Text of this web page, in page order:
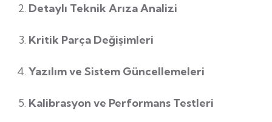
Detaylı Teknik Arıza Analizi
Kritik Parça Değişimleri
Yazılım ve Sistem Güncellemeleri
Kalibrasyon ve Performans Testleri